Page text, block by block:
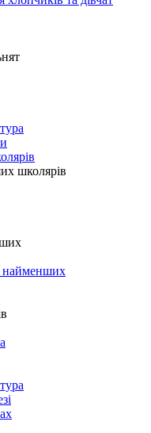
школярів
найменших